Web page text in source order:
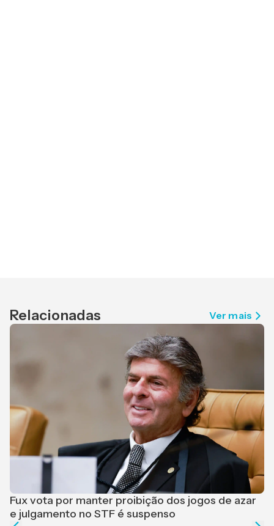
Relacionadas Ver mais
Fux vota por manter proibição dos jogos de azar
e julgamento no STF é suspenso